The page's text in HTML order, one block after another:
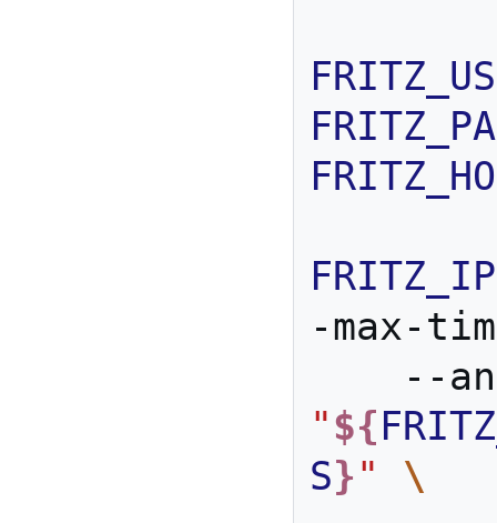
-max-
"${
S} " \